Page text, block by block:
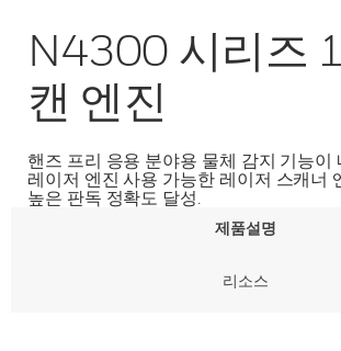
N4300 시리즈
캔 엔진
핸즈 프리 응용 분야용 물체 감지 기능이
레이저 엔진 사용 가능한 레이저 스캐너
높은 판독 정확도 달성.
제품설명
리소스